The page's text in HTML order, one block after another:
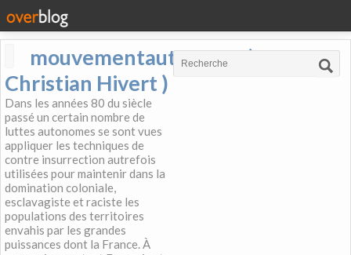
mouvementautonome (
Christian Hivert )
Dans les années 80 du siècle
passé un certain nombre de
luttes autonomes se sont vues
appliquer les techniques de
contre insurrection autrefois
utilisées pour maintenir dans la
domination coloniale,
esclavagiste et raciste les
populations des territoires
envahis par les grandes
puissances dont la France. À